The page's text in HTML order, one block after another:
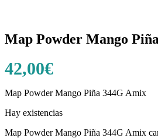
Map Powder Mango
42,00€
Map Powder Mango Piña 344G Amix
Hay existencias
Map Powder Mango Piña 344G Amix